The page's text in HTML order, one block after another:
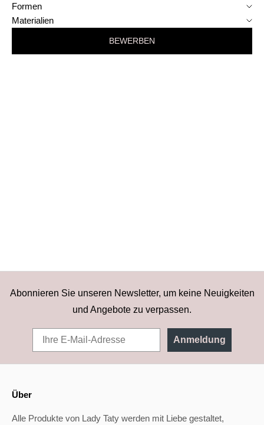
Formen
Materialien
BEWERBEN
Abonnieren Sie unseren Newsletter, um keine Neuigkeiten
und Angebote zu verpassen.
Anmeldung
Über
Alle Produkte von Lady Taty werden mit Liebe gestaltet,